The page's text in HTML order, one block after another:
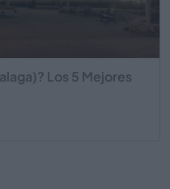
Los 5 Mejores